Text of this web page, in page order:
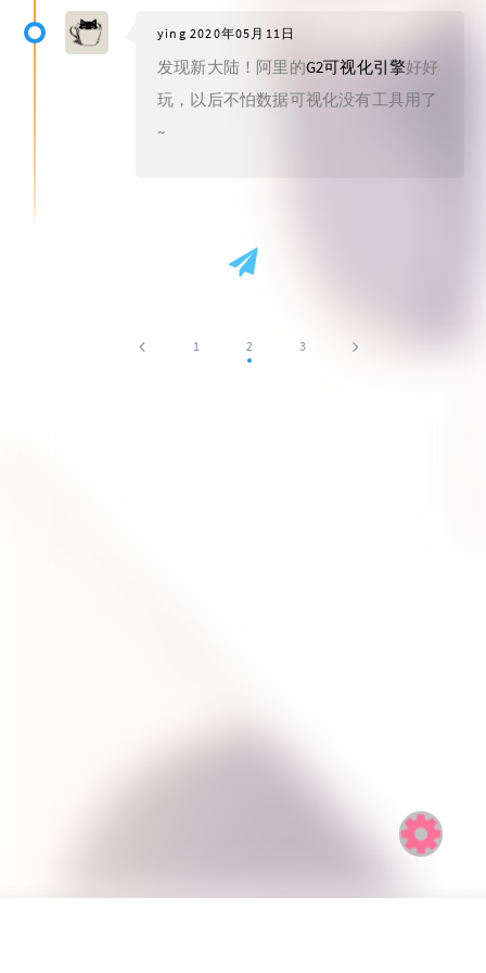
ying 2020年05月11日
发现新大陆！阿里的G2可视化引擎好好
玩，以后不怕数据可视化没有工具用了
~
1 2 3